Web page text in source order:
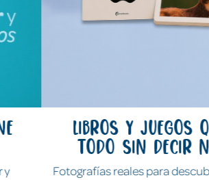
Libros y juegos que
todo sin decir ni
Fotografías reales para descubrir y